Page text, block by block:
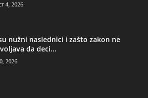
4, 2026
nužni naslednici i zašto zakon ne
da deci...
2026